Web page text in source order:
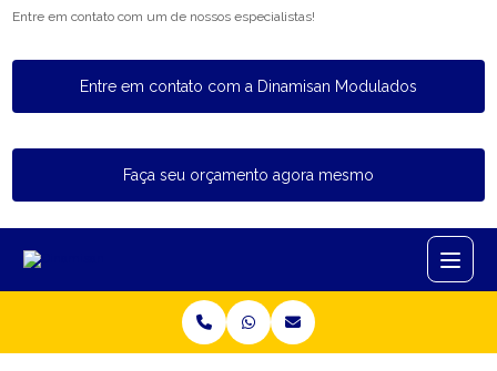
Entre em contato com um de nossos especialistas!
Entre em contato com a Dinamisan Modulados
Faça seu orçamento agora mesmo